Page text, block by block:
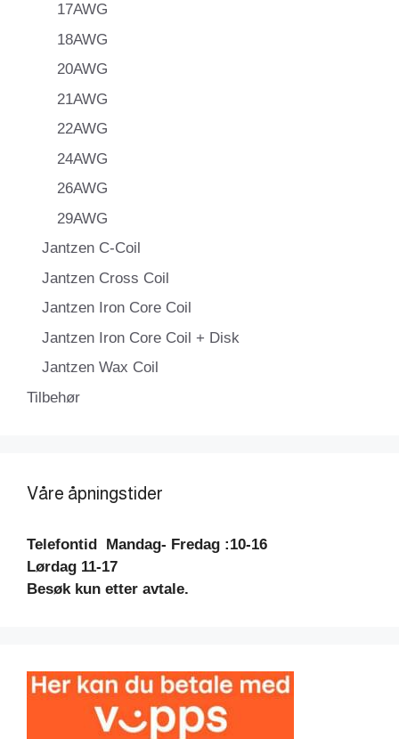
17AWG
18AWG
20AWG
21AWG
22AWG
24AWG
26AWG
29AWG
Jantzen C-Coil
Jantzen Cross Coil
Jantzen Iron Core Coil
Jantzen Iron Core Coil + Disk
Jantzen Wax Coil
Tilbehør
Våre åpningstider
Telefontid Mandag- Fredag :10-16
Lørdag 11-17
Besøk kun etter avtale.